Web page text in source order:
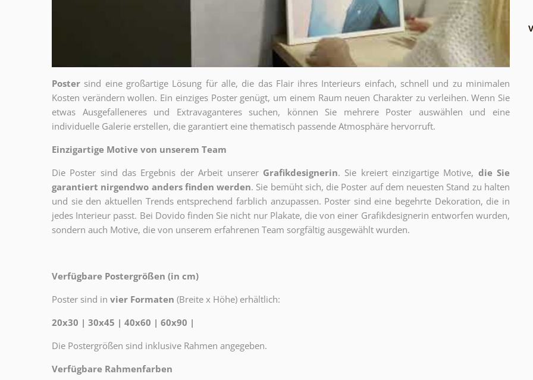
Poster sind eine großartige Lösung für alle, die das Flair ihres Interieurs einfach, schnell und zu minimalen
Kosten verändern wollen. Ein einziges Poster genügt, um einem Raum neuen Charakter zu verleihen. Wenn Sie
etwas Ausgefalleneres und Extravaganteres suchen, können Sie mehrere Poster auswählen und eine
individuelle Galerie erstellen, die garantiert eine thematisch passende Atmosphäre hervorruft.
Einzigartige Motive von unserem Team
Die Poster sind das Ergebnis der Arbeit unserer Grafikdesignerin. Sie kreiert einzigartige Motive, die Sie
garantiert nirgendwo anders finden werden. Sie bemüht sich, die Poster auf dem neuesten Stand zu halten
und sie den aktuellen Trends entsprechend farblich anzupassen. Poster sind eine begehrte Dekoration, die in
jedes Interieur passt. Bei Dovido finden Sie nicht nur Plakate, die von einer Grafikdesignerin entworfen wurden,
sondern auch Motive, die von unserem erfahrenen Team sorgfältig ausgewählt wurden.
Verfügbare Postergrößen (in cm)
Poster sind in vier Formaten (Breite x Höhe) erhältlich:
20x30 | 30x45 | 40x60 | 60x90 |
Die Postergrößen sind inklusive Rahmen angegeben.
Verfügbare Rahmenfarben